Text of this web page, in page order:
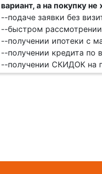
вариант, а на покупку
--подаче заявки без
--быстром рассмотрении
--получении ипотеки с
--получении кредита по
--получении СКИДОК на